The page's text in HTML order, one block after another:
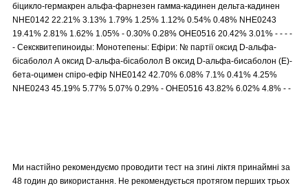
біцикло-гермакрен альфа-фарнезен гамма-кадинен дельта-кадинен
NHE0142 22.21% 3.13% 1.79% 1.25% 1.12% 0.54% 0.48% NHE0243
19.41% 2.81% 1.62% 1.05% - 0.30% 0.28% OHE0516 20.42% 3.01% - - - -
- Сексквитепиноиды: Монотепены: Ефіри: № партії оксид D-альфа-
бісаболол А оксид D-альфа-бісаболол B оксид D-альфа-бисаболон (E)-
бета-оцимен спіро-ефір NHE0142 42.70% 6.08% 7.1% 0.41% 4.25%
NHE0243 45.19% 5.77% 5.07% 0.29% - OHE0516 43.82% 6.02% 4.8% - -
Ми настійно рекомендуємо проводити тест на згині ліктя принаймні за
48 годин до використання. Не рекомендується протягом перших трьох